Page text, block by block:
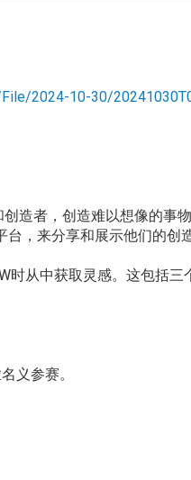
2024-10-30/
造者，创造难以想像的事
，来分享和展示他们的
从中获取灵感。这包括
义参赛。